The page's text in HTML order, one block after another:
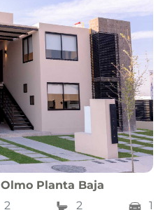
Olmo Planta Baja
2 2 1